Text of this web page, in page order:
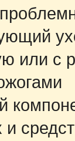
или с
и